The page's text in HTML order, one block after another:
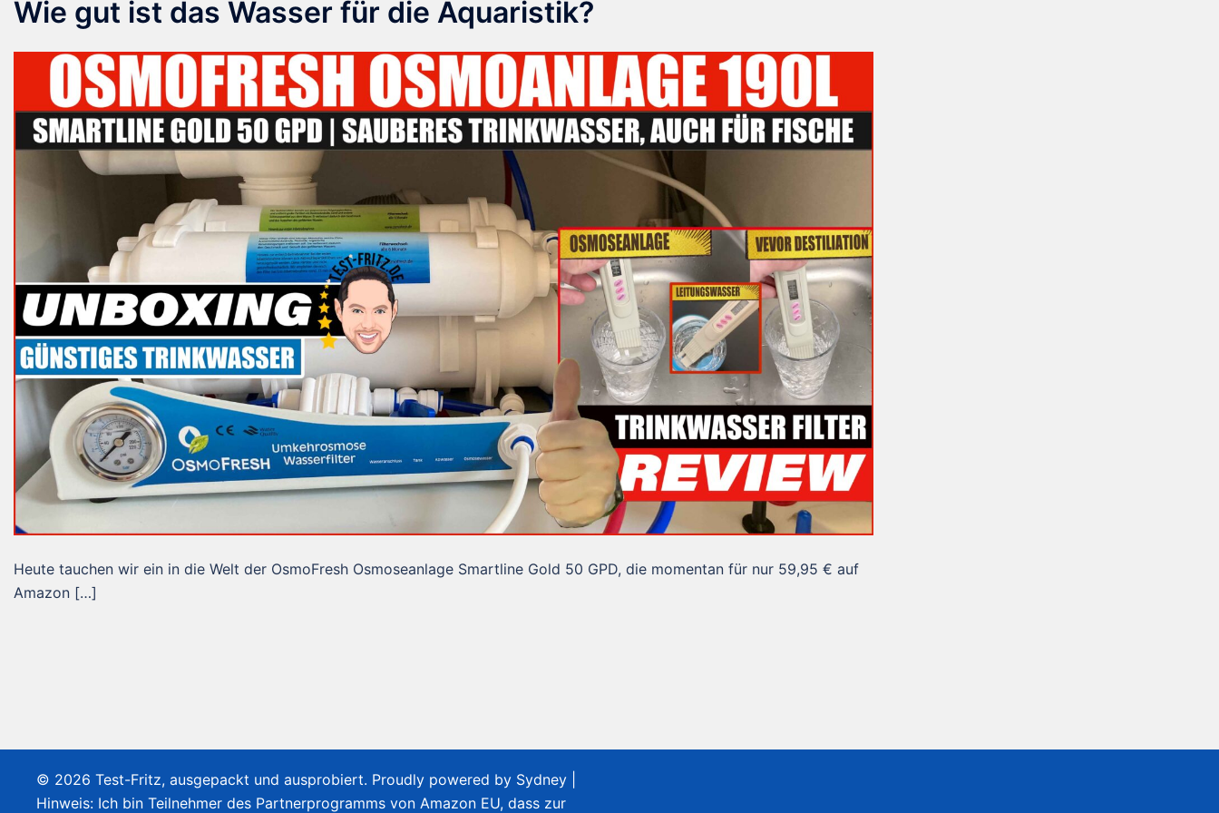
Wie gut ist das Wasser für die Aquaristik?
Heute tauchen wir ein in die Welt der OsmoFresh Osmoseanlage Smartline Gold 50 GPD, die momentan für nur 59,95 € auf
Amazon […]
© 2026 Test-Fritz, ausgepackt und ausprobiert. Proudly powered by Sydney
Hinweis: Ich bin Teilnehmer des Partnerprogramms von Amazon EU, dass zur